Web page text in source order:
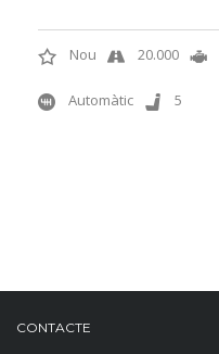
Nou 20.000
Automàtic 5
CONTACTE